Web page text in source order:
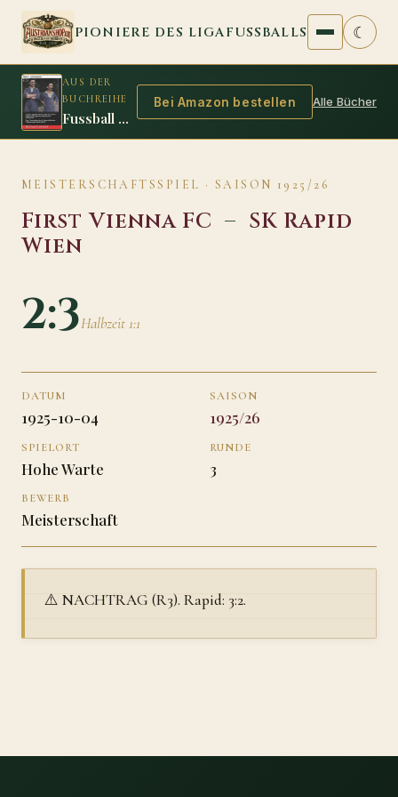
Zum Inhalt springen
PIONIERE DES LIGAFUSSBALLS ☾
AUS DER
BUCHREIHE
Fussball Legenden 1916/17
Bei Amazon bestellen Alle Bücher
MEISTERSCHAFTSSPIEL · SAISON 1925/26
First Vienna FC – SK Rapid
Wien
2:3Halbzeit 1:1
DATUM
1925-10-04
SAISON
1925/26
SPIELORT
Hohe Warte
RUNDE
3
BEWERB
Meisterschaft
⚠️ NACHTRAG (R3). Rapid: 3:2.